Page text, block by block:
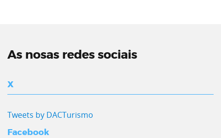
As nosas redes sociais
X
Tweets by DACTurismo
Facebook